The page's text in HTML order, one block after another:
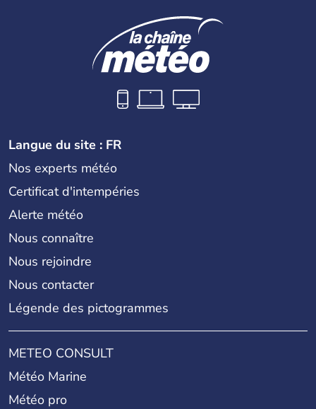
Langue du site : FR
Nos experts météo
Certificat d'intempéries
Alerte météo
Nous connaître
Nous rejoindre
Nous contacter
Légende des pictogrammes
METEO CONSULT
Météo Marine
Météo pro